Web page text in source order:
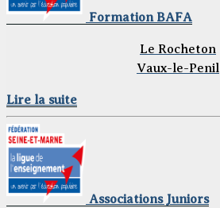
Formation BAFA
Le Rocheton
Vaux-le-Penil
Lire la suite
Associations Juniors